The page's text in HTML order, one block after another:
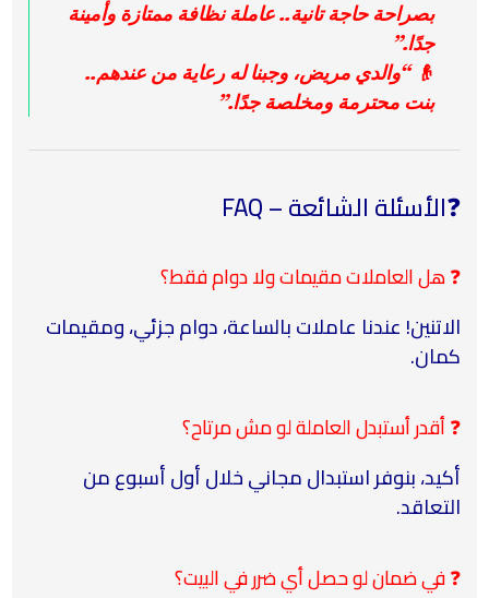
بصراحة حاجة تانية.. عاملة نظافة ممتازة وأمينة
جدًا.”
👴“والدي مريض، وجبنا له رعاية من عندهم..
بنت محترمة ومخلصة جدًا.”
❓الأسئلة الشائعة – FAQ
❓ هل العاملات مقيمات ولا دوام فقط؟
الاتنين! عندنا عاملات بالساعة، دوام جزئي، ومقيمات
كمان.
❓ أقدر أستبدل العاملة لو مش مرتاح؟
أكيد، بنوفر استبدال مجاني خلال أول أسبوع من
التعاقد.
❓ في ضمان لو حصل أي ضرر في البيت؟